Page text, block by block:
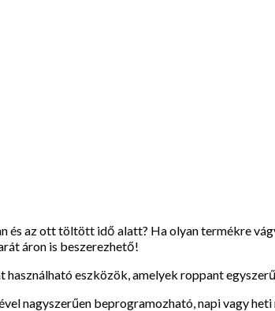
és az ott töltött idő alatt? Ha olyan termékre
áron is beszerezhető!
eszközök, amelyek roppant
nagyszerűen beprogramozható, napi vagy